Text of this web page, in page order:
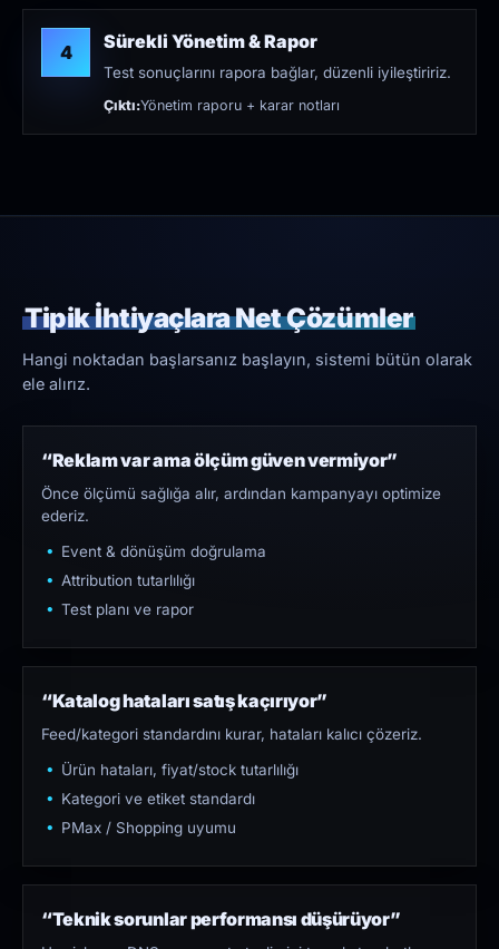
4 Sürekli Yönetim & Rapor
Test sonuçlarını rapora bağlar, düzenli iyileştiririz.
Çıktı:Yönetim raporu + karar notları
Tipik İhtiyaçlara Net Çözümler
Hangi noktadan başlarsanız başlayın, sistemi bütün olarak
ele alırız.
“Reklam var ama ölçüm güven vermiyor”
Önce ölçümü sağlığa alır, ardından kampanyayı optimize
ederiz.
Event & dönüşüm doğrulama
Attribution tutarlılığı
Test planı ve rapor
“Katalog hataları satış kaçırıyor”
Feed/kategori standardını kurar, hataları kalıcı çözeriz.
Ürün hataları, fiyat/stock tutarlılığı
Kategori ve etiket standardı
PMax / Shopping uyumu
“Teknik sorunlar performansı düşürüyor”